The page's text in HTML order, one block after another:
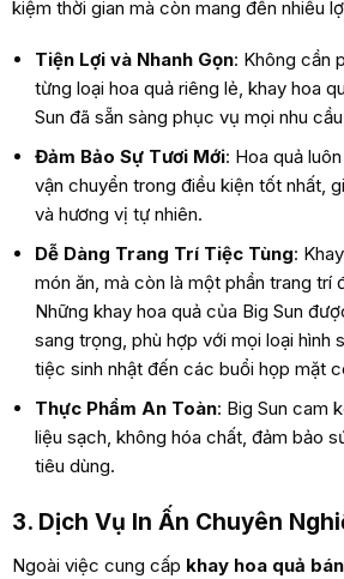
kiệm thời gian mà còn mang đến nhiều
Tiện Lợi và Nhanh Gọn: Không cần
từng loại hoa quả riêng lẻ, khay hoa
Sun đã sẵn sàng phục vụ mọi nhu
Đảm Bảo Sự Tươi Mới: Hoa quả
vận chuyển trong điều kiện tốt nhất,
và hương vị tự nhiên.
Dễ Dàng Trang Trí Tiệc Tùng:
món ăn, mà còn là một phần trang trí
Những khay hoa quả của Big Sun
sang trọng, phù hợp với mọi loại hình
tiệc sinh nhật đến các buổi họp mặt
Thực Phẩm An Toàn: Big Sun cam
liệu sạch, không hóa chất, đảm bảo
tiêu dùng.
3. Dịch Vụ In Ấn Chuyên
Ngoài việc cung cấp khay hoa quả